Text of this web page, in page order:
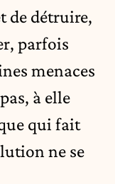
de détruire,
parfois
menaces
à elle
qui fait
ne se